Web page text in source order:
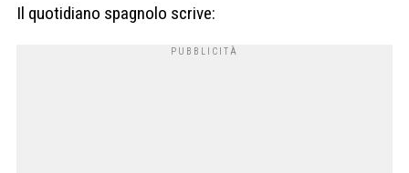
Il quotidiano spagnolo scrive: